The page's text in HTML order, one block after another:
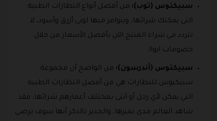
سبيكتوس (توب): من أفضل أنواع النظارات الطبية
التي يمكنك شرائها، ويتوافر فيها لوني أزرق وأسود، لا
تتردد في شراء المنتج الآن بأفضل الأسعار من خلال
خصومات ايواا.
سبيكتوس (أندرسون): من الواضح أن مجموعة
سبيكتوس للنظارات هي من أفضل النظارات الطبية
التي يمكن لأي رجل أو أنثى بمختلف أعمارهم شرائها، فقد
شاهد العالم مدى تميزها، والجدير بالذكر أنها سوف ترضي